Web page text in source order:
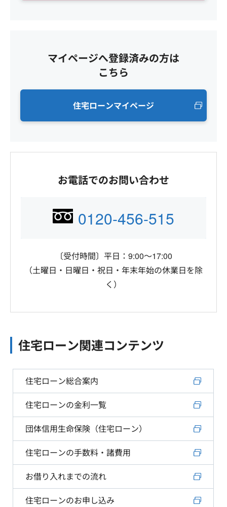
マイページへ登録済みの方は
こちら
住宅ローンマイページ
お電話でのお問い合わせ
0120-456-515
〔受付時間〕平日：9:00～17:00
（土曜日・日曜日・祝日・年末年始の休業日を除
く）
住宅ローン関連コンテンツ
住宅ローン総合案内
住宅ローンの金利一覧
団体信用生命保険（住宅ローン）
住宅ローンの手数料・諸費用
お借り入れまでの流れ
住宅ローンのお申し込み